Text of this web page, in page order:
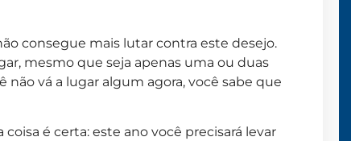
consegue mais lutar contra este desejo.
mesmo que seja apenas uma ou duas
não vá a lugar algum agora, você sabe que
é certa: este ano você precisará levar